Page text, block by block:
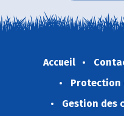
Accueil
Protection
Gestion des